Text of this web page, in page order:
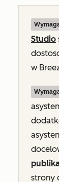
Studio
w
strony